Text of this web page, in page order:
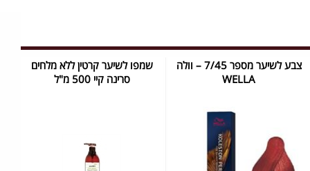
צבע לשיער מספר 7/45 – וולה
WELLA
שמפו לשיער קרטין ללא מלחים
סרינה קיי 500 מ"ל